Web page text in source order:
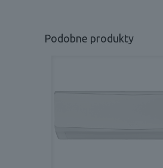
Podobne produkty